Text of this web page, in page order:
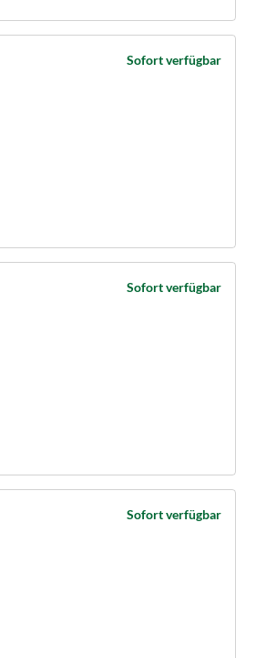
Sofort verfügbar
Sofort verfügbar
Sofort verfügbar